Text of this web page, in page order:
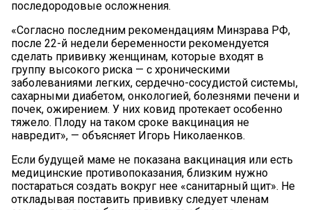
последородовые осложнения.
«Согласно последним рекомендациям Минзрава РФ,
после 22-й недели беременности рекомендуется
сделать прививку женщинам, которые входят в
группу высокого риска — с хроническими
заболеваниями легких, сердечно-сосудистой системы,
сахарными диабетом, онкологией, болезнями печени и
почек, ожирением. У них ковид протекает особенно
тяжело. Плоду на таком сроке вакцинация не
навредит», — объясняет Игорь Николаенков.
Если будущей маме не показана вакцинация или есть
медицинские противопоказания, близким нужно
постараться создать вокруг нее «санитарный щит». Не
откладывая поставить прививку следует членам